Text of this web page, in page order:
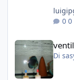
0
ventilazione uova
Di